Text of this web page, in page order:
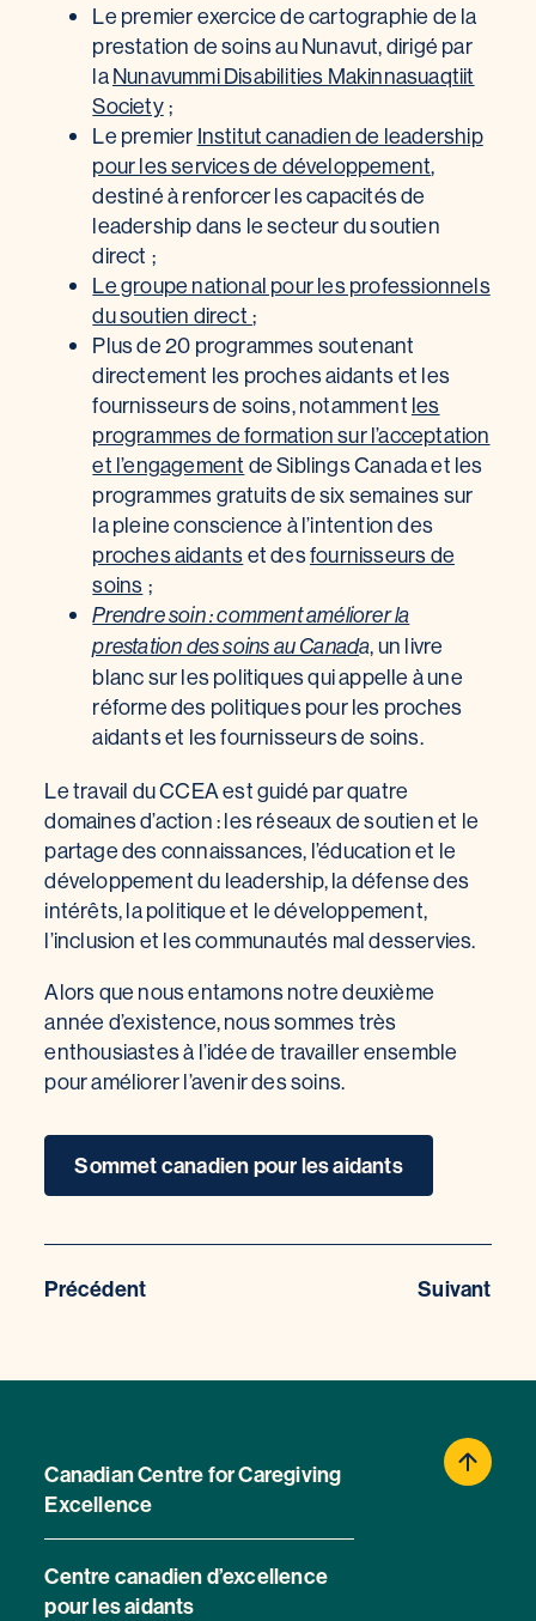
Le premier exercice de cartographie de la
prestation de soins au Nunavut, dirigé par
laNunavummi Disabilities Makinnasuaqtiit
Society;
Le premier Institut canadien de leadership
pour les services de développement,
destiné à renforcer les capacités de
leadership dans le secteur du soutien
direct ;
Le groupe national pour les professionnels
du soutien direct ;
Plus de 20 programmes soutenant
directement les proches aidants et les
fournisseurs de soins, notamment les
programmes de formation sur l’acceptation
et l’engagement de Siblings Canada et les
programmes gratuits de six semaines sur
la pleine conscience à l’intention des
proches aidantset desfournisseurs de
soins ;
Prendre soin : comment améliorer la
prestation des soins au Canada, un livre
blanc sur les politiques qui appelle à une
réforme des politiques pour les proches
aidants et les fournisseurs de soins.
Le travail du CCEA est guidé par quatre
domaines d’action : les réseaux de soutien et le
partage des connaissances, l’éducation et le
développement du leadership, la défense des
intérêts, la politique et le développement,
l’inclusion et les communautés mal desservies.
Alors que nous entamons notre deuxième
année d’existence, nous sommes très
enthousiastes à l’idée de travailler ensemble
pour améliorer l’avenir des soins.
Sommet canadien pour les aidants
Précédent Suivant
Canadian Centre for Caregiving
Excellence
Centre canadien d’excellence
pour les aidants